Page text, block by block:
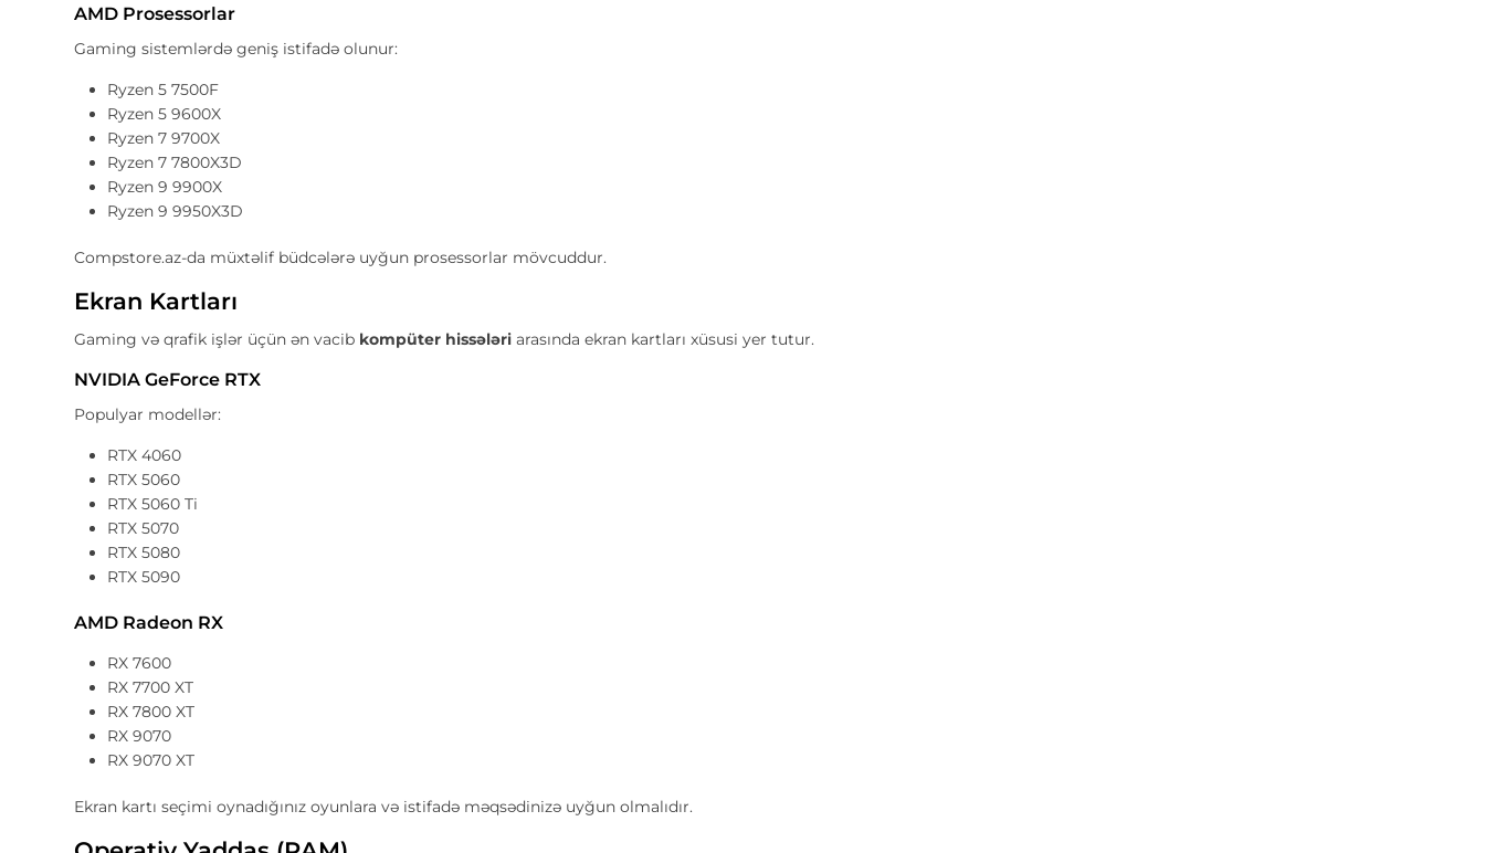
AMD Prosessorlar
Gaming sistemlərdə geniş istifadə olunur:
Ryzen 5 7500F
Ryzen 5 9600X
Ryzen 7 9700X
Ryzen 7 7800X3D
Ryzen 9 9900X
Ryzen 9 9950X3D
Compstore.az-da müxtəlif büdcələrə uyğun prosessorlar mövcuddur.
Ekran Kartları
Gaming və qrafik işlər üçün ən vacib kompüter hissələri arasında ekran kartları xüsusi yer tutur.
NVIDIA GeForce RTX
Populyar modellər:
RTX 4060
RTX 5060
RTX 5060 Ti
RTX 5070
RTX 5080
RTX 5090
AMD Radeon RX
RX 7600
RX 7700 XT
RX 7800 XT
RX 9070
RX 9070 XT
Ekran kartı seçimi oynadığınız oyunlara və istifadə məqsədinizə uyğun olmalıdır.